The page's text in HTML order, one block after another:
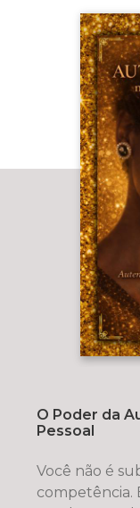
O Poder da
Pessoal
Você não é
competência. É a sua imagem que ainda não